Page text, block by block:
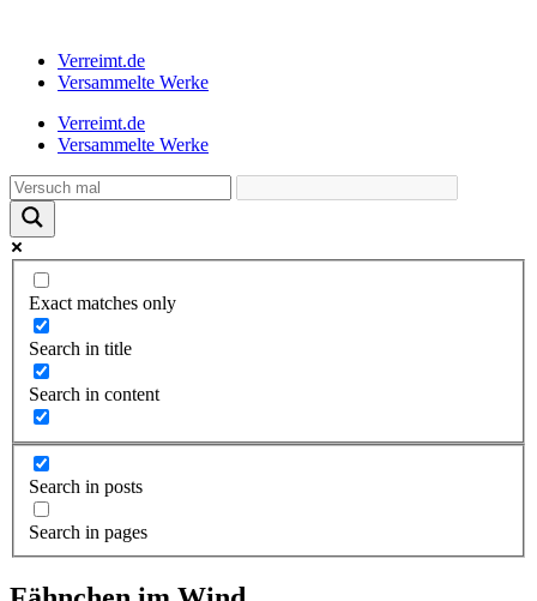
Verreimt.de
Versammelte Werke
Verreimt.de
Versammelte Werke
Exact matches only
Search in title
Search in content
Search in posts
Search in pages